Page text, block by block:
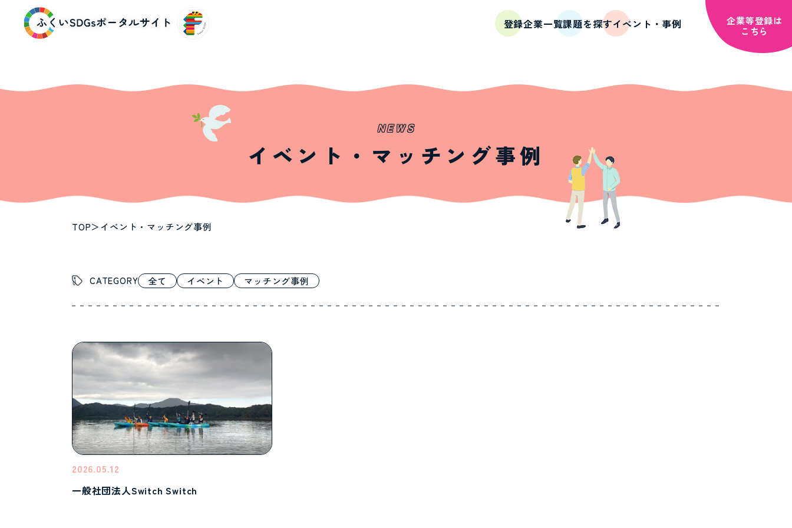
登録企業一覧課題を探すイベント・事例
企業等登録は
こちら
NEWS
イベント・マッチング事例
TOP＞ イベント・マッチング事例
CATEGORY 全て イベント マッチング事例
2026.05.12
一般社団法人Switch Switch